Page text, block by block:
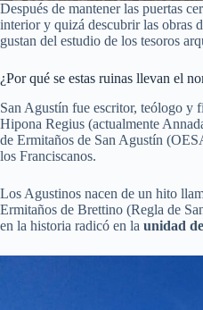
Después de mantener las puertas
interior y quizá descubrir las obras
gustan del estudio de los tesoros
¿Por qué se estas ruinas llevan el
San Agustín fue escritor, teólogo y
Hipona Regius (actualmente
de Ermitaños de San Agustín
los Franciscanos.
Los Agustinos nacen de un hito
Ermitaños de Brettino (Regla de
en la historia radicó en la unidad